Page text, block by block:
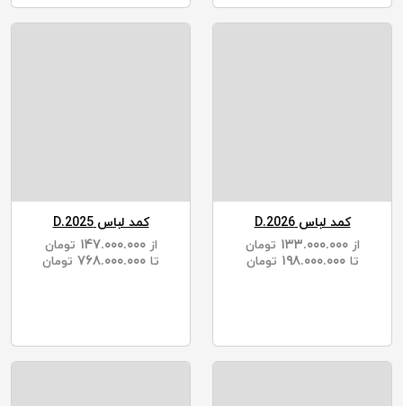
کمد لباس D.2026
از ۱۳۳.۰۰۰.۰۰۰
تومان
تا ۱۹۸.۰۰۰.۰۰۰ تومان
کمد لباس D.2025
از ۱۴۷.۰۰۰.۰۰۰
تومان
تا
تومان